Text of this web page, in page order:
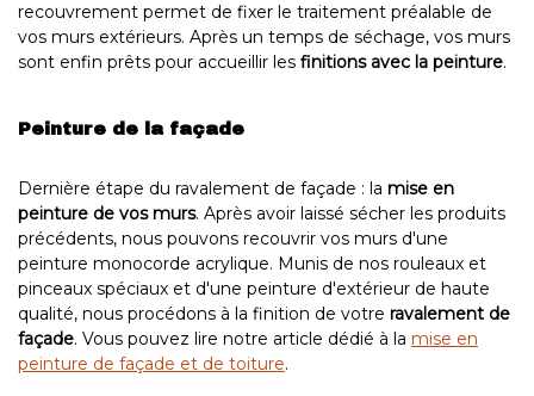
recouvrement permet de fixer le traitement préalable de
vos murs extérieurs. Après un temps de séchage, vos murs
sont enfin prêts pour accueillir les finitions avec la peinture.
Peinture de la façade
Dernière étape du ravalement de façade : la mise en
peinture de vos murs. Après avoir laissé sécher les produits
précédents, nous pouvons recouvrir vos murs d'une
peinture monocorde acrylique. Munis de nos rouleaux et
pinceaux spéciaux et d'une peinture d'extérieur de haute
qualité, nous procédons à la finition de votre ravalement de
façade. Vous pouvez lire notre article dédié à la mise en
peinture de façade et de toiture.